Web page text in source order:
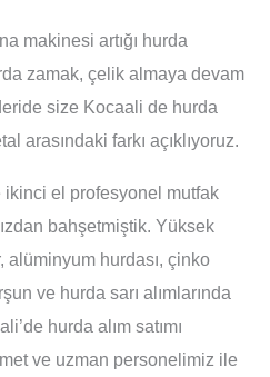
makinesi artığı hurda
zamak, çelik almaya devam
size Kocaali de hurda
arasındaki farkı açıklıyoruz.
ikinci el profesyonel mutfak
bahşetmiştik. Yüksek
alüminyum hurdası, çinko
ve hurda sarı alımlarında
hurda alım satımı
ve uzman personelimiz ile